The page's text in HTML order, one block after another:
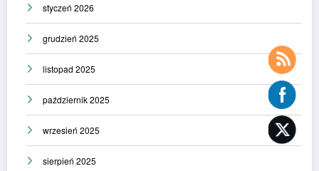
styczeń 2026
grudzień 2025
listopad 2025
październik 2025
wrzesień 2025
sierpień 2025